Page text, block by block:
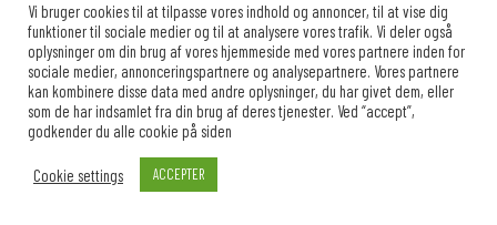
Vi bruger cookies til at tilpasse vores indhold og annoncer, til at vise dig
funktioner til sociale medier og til at analysere vores trafik. Vi deler også
oplysninger om din brug af vores hjemmeside med vores partnere inden for
sociale medier, annonceringspartnere og analysepartnere. Vores partnere
kan kombinere disse data med andre oplysninger, du har givet dem, eller
som de har indsamlet fra din brug af deres tjenester. Ved “accept”,
godkender du alle cookie på siden
Cookie settings ACCEPTER